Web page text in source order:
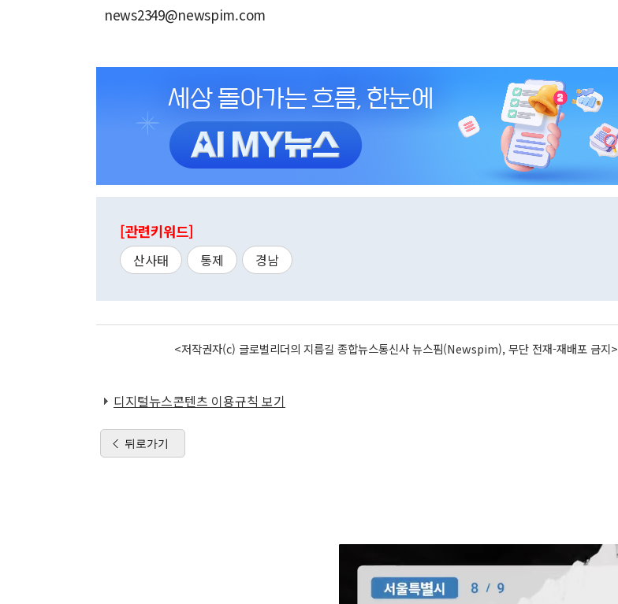
news2349@newspim.com
[관련키워드]
산사태 통제 경남
<저작권자(c) 글로벌리더의 지름길 종합뉴스통신사 뉴스핌(Newspim), 무단 전재-재배포 금지>
디지털뉴스콘텐츠 이용규칙 보기
뒤로가기